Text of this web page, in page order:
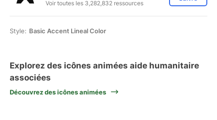
Voir toutes les 3,282,832 ressources
Style: Basic Accent Lineal Color
Explorez des icônes animées aide humanitaire
associées
Découvrez des icônes animées